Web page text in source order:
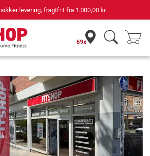
69 butikker med 75 egne servicemontører
69x